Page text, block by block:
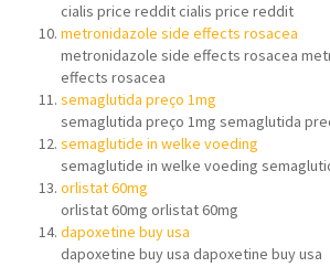
cialis price reddit cialis price reddit
metronidazole side effects rosacea
metronidazole side effects rosacea
effects rosacea
semaglutida preço 1mg
semaglutida preço 1mg semaglutida
semaglutide in welke voeding
semaglutide in welke voeding
orlistat 60mg
orlistat 60mg orlistat 60mg
dapoxetine buy usa
dapoxetine buy usa dapoxetine buy usa